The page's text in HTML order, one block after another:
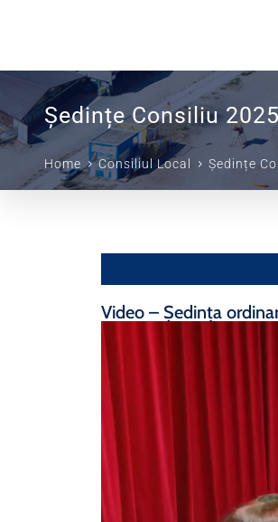
Ședințe Consiliu 2025
Home Consiliul Local Ședințe
Video – Ședința